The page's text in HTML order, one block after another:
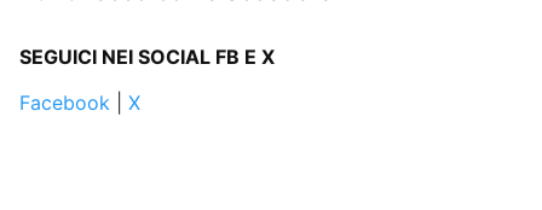
SEGUICI NEI SOCIAL FB E X
Facebook
X